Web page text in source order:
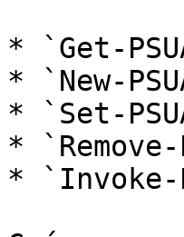
* `Get-
* `New-
* `Set-
* `Remove-
* `Invoke-